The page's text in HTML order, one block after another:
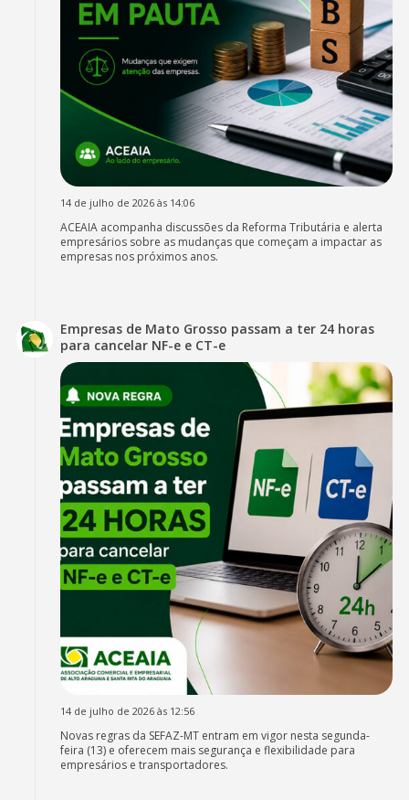
14 de julho de 2026 às 14:06
ACEAIA acompanha discussões da Reforma Tributária e alerta
empresários sobre as mudanças que começam a impactar as
empresas nos próximos anos.
Empresas de Mato Grosso passam a ter 24 horas
para cancelar NF-e e CT-e
14 de julho de 2026 às 12:56
Novas regras da SEFAZ-MT entram em vigor nesta segunda-
feira (13) e oferecem mais segurança e flexibilidade para
empresários e transportadores.